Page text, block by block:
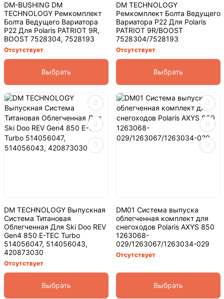
DM-BUSHING DM
TECHNOLOGY Ремкомплект
Болта Ведущего Вариатора
P22 Для Polaris PATRIOT 9R,
BOOST 7528304, 7528193
Отсутствует
Выбрать
DM TECHNOLOGY
Ремкомплект Болта Ведущего
Вариатора P22 Для Polaris
PATRIOT 9R/BOOST
7528304/7528193
Отсутствует
Выбрать
DM TECHNOLOGY Выпускная
Система Титановая
Облегченная Для Ski Doo REV
Gen4 850 E-TEC Turbo
514056047, 514056043,
420873030
Отсутствует
Выбрать
DM01 Система выпуска
облегченная комплект для
снегоходов Polaris AXYS 850
1263068-
029/1263067/1263034-029
Отсутствует
Выбрать